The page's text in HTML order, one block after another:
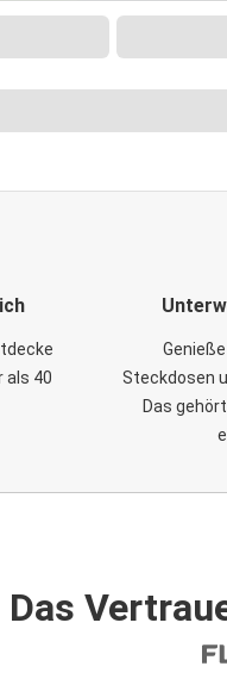
als 40
Steckdosen
Das
Das